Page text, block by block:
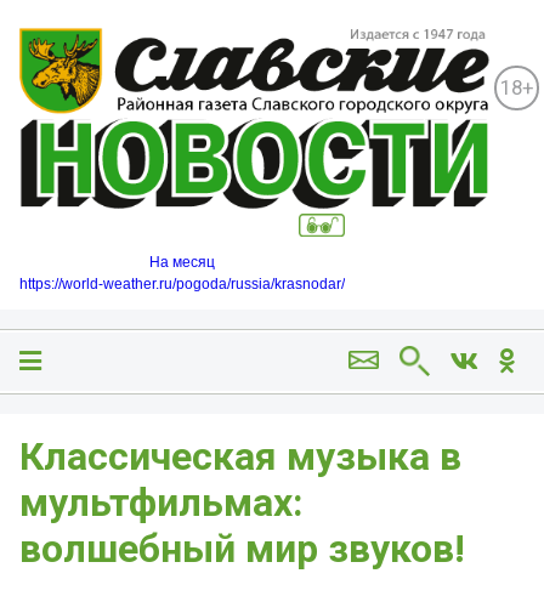
18+
На месяц
https://world-weather.ru/pogoda/russia/krasnodar/
Классическая музыка в
мультфильмах:
волшебный мир звуков!